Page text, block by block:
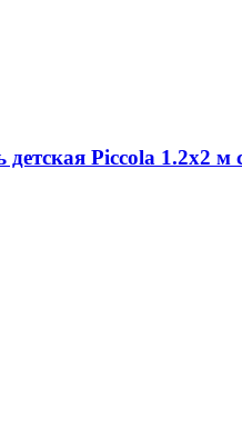
Piccola 1.2x2